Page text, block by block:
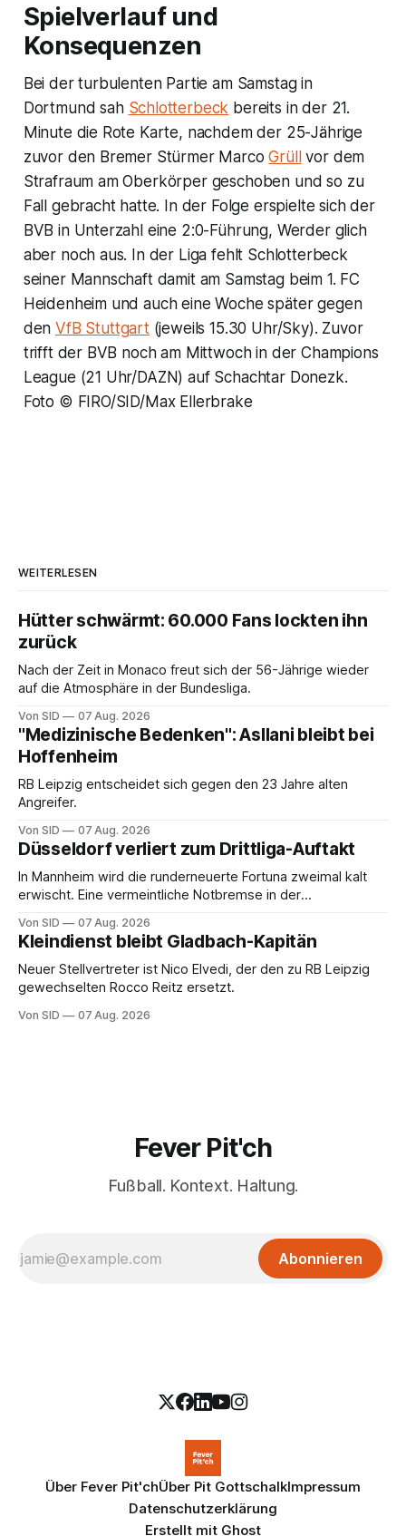
Spielverlauf und
Konsequenzen
Bei der turbulenten Partie am Samstag in
Dortmund sah Schlotterbeck bereits in der 21.
Minute die Rote Karte, nachdem der 25-Jährige
zuvor den Bremer Stürmer MarcoGrüllvor dem
Strafraum am Oberkörper geschoben und so zu
Fall gebracht hatte. In der Folge erspielte sich der
BVB in Unterzahl eine 2:0-Führung, Werder glich
aber noch aus. In der Liga fehlt Schlotterbeck
seiner Mannschaft damit am Samstag beim 1. FC
Heidenheim und auch eine Woche später gegen
denVfB Stuttgart(jeweils 15.30 Uhr/Sky). Zuvor
trifft der BVB noch am Mittwoch in der Champions
League (21 Uhr/DAZN) auf Schachtar Donezk.
Foto © FIRO/SID/Max Ellerbrake
WEITERLESEN
Hütter schwärmt: 60.000 Fans lockten ihn
zurück
Nach der Zeit in Monaco freut sich der 56-Jährige wieder
auf die Atmosphäre in der Bundesliga.
Von SID 07 Aug. 2026
"Medizinische Bedenken": Asllani bleibt bei
Hoffenheim
RB Leipzig entscheidet sich gegen den 23 Jahre alten
Angreifer.
Von SID 07 Aug. 2026
Düsseldorf verliert zum Drittliga-Auftakt
In Mannheim wird die runderneuerte Fortuna zweimal kalt
erwischt. Eine vermeintliche Notbremse in der
Von SID 07 Aug. 2026
Kleindienst bleibt Gladbach-Kapitän
Neuer Stellvertreter ist Nico Elvedi, der den zu RB Leipzig
gewechselten Rocco Reitz ersetzt.
Von SID 07 Aug. 2026
Fever Pit'ch
Fußball. Kontext. Haltung.
Abonnieren
Über Fever Pit'chÜber Pit GottschalkImpressum
Datenschutzerklärung
Erstellt mit Ghost